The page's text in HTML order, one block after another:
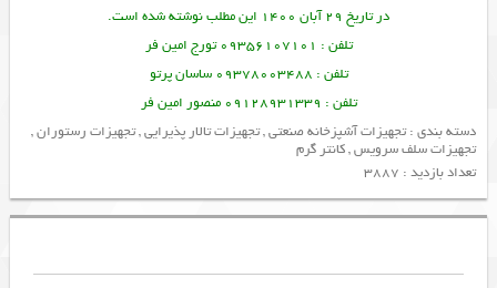
در تاریخ 29 آبان 1400 این مطلب نوشته شده است.
تلفن : 09356107101 تورج امین فر
تلفن : 09378003488 ساسان پرتو
تلفن : 09128931339 منصور امین فر
دسته بندی :تجهیزات آشپزخانه صنعتی,تجهیزات تالار پذیرایی,تجهیزات رستوران,
تجهیزات سلف سرویس,کانتر گرم
تعداد بازدید : 3887